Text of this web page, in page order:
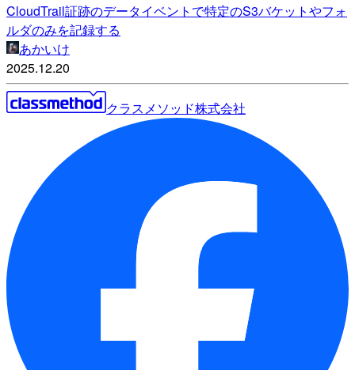
CloudTrail証跡のデータイベントで特定のS3バケットやフォ
ルダのみを記録する
あかいけ
2025.12.20
クラスメソッド株式会社